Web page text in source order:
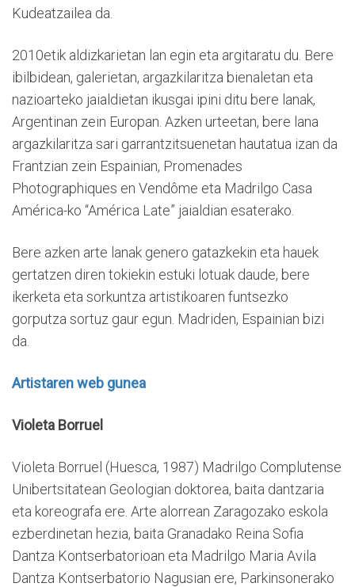
Kudeatzailea da.
2010etik aldizkarietan lan egin eta argitaratu du. Bere
ibilbidean, galerietan, argazkilaritza bienaletan eta
nazioarteko jaialdietan ikusgai ipini ditu bere lanak,
Argentinan zein Europan. Azken urteetan, bere lana
argazkilaritza sari garrantzitsuenetan hautatua izan da
Frantzian zein Espainian, Promenades
Photographiques en Vendôme eta Madrilgo Casa
América-ko “América Late” jaialdian esaterako.
Bere azken arte lanak genero gatazkekin eta hauek
gertatzen diren tokiekin estuki lotuak daude, bere
ikerketa eta sorkuntza artistikoaren funtsezko
gorputza sortuz gaur egun. Madriden, Espainian bizi
da.
Artistaren web gunea
Violeta Borruel
Violeta Borruel (Huesca, 1987) Madrilgo Complutense
Unibertsitatean Geologian doktorea, baita dantzaria
eta koreografa ere. Arte alorrean Zaragozako eskola
ezberdinetan hezia, baita Granadako Reina Sofia
Dantza Kontserbatorioan eta Madrilgo Maria Avila
Dantza Kontserbatorio Nagusian ere, Parkinsonerako